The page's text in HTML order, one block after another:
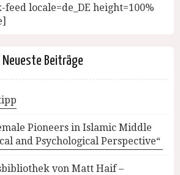
feed locale=de_DE height=100%
Neueste Beiträge
Pioneers in Islamic Middle
and Psychological Perspective“
von Matt Haif –